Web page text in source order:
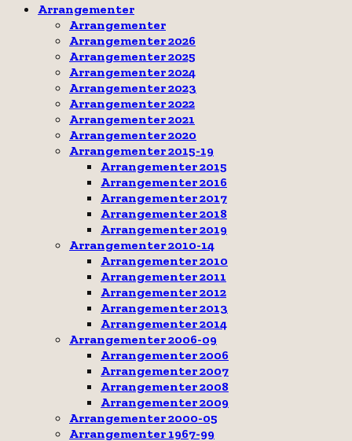
Arrangementer
Arrangementer
Arrangementer 2026
Arrangementer 2025
Arrangementer 2024
Arrangementer 2023
Arrangementer 2022
Arrangementer 2021
Arrangementer 2020
Arrangementer 2015-19
Arrangementer 2015
Arrangementer 2016
Arrangementer 2017
Arrangementer 2018
Arrangementer 2019
Arrangementer 2010-14
Arrangementer 2010
Arrangementer 2011
Arrangementer 2012
Arrangementer 2013
Arrangementer 2014
Arrangementer 2006-09
Arrangementer 2006
Arrangementer 2007
Arrangementer 2008
Arrangementer 2009
Arrangementer 2000-05
Arrangementer 1967-99